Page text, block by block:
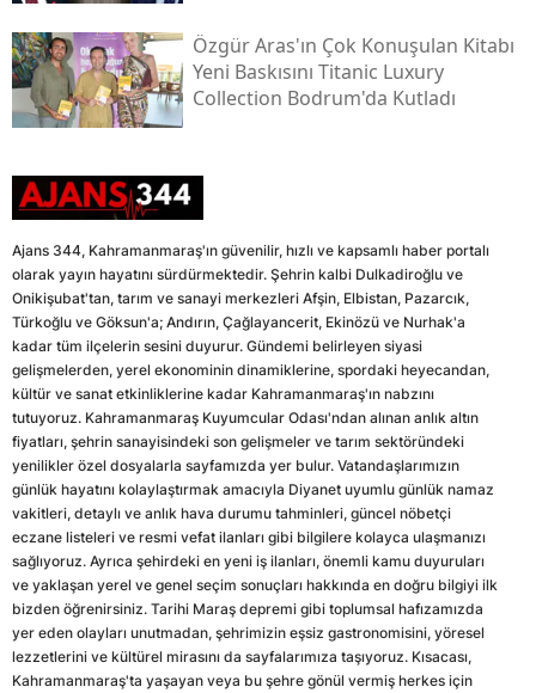
Özgür Aras'ın Çok Konuşulan Kitabı
Yeni Baskısını Titanic Luxury
Collection Bodrum'da Kutladı
Ajans 344, Kahramanmaraş'ın güvenilir, hızlı ve kapsamlı haber portalı
olarak yayın hayatını sürdürmektedir. Şehrin kalbi Dulkadiroğlu ve
Onikişubat'tan, tarım ve sanayi merkezleri Afşin, Elbistan, Pazarcık,
Türkoğlu ve Göksun'a; Andırın, Çağlayancerit, Ekinözü ve Nurhak'a
kadar tüm ilçelerin sesini duyurur. Gündemi belirleyen siyasi
gelişmelerden, yerel ekonominin dinamiklerine, spordaki heyecandan,
kültür ve sanat etkinliklerine kadar Kahramanmaraş'ın nabzını
tutuyoruz. Kahramanmaraş Kuyumcular Odası'ndan alınan anlık altın
fiyatları, şehrin sanayisindeki son gelişmeler ve tarım sektöründeki
yenilikler özel dosyalarla sayfamızda yer bulur. Vatandaşlarımızın
günlük hayatını kolaylaştırmak amacıyla Diyanet uyumlu günlük namaz
vakitleri, detaylı ve anlık hava durumu tahminleri, güncel nöbetçi
eczane listeleri ve resmi vefat ilanları gibi bilgilere kolayca ulaşmanızı
sağlıyoruz. Ayrıca şehirdeki en yeni iş ilanları, önemli kamu duyuruları
ve yaklaşan yerel ve genel seçim sonuçları hakkında en doğru bilgiyi ilk
bizden öğrenirsiniz. Tarihi Maraş depremi gibi toplumsal hafızamızda
yer eden olayları unutmadan, şehrimizin eşsiz gastronomisini, yöresel
lezzetlerini ve kültürel mirasını da sayfalarımıza taşıyoruz. Kısacası,
Kahramanmaraş'ta yaşayan veya bu şehre gönül vermiş herkes için